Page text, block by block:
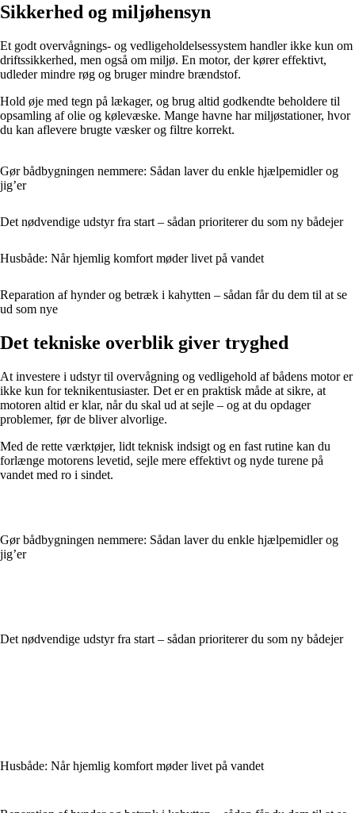
Sikkerhed og miljøhensyn
Et godt overvågnings- og vedligeholdelsessystem handler ikke kun om
driftssikkerhed, men også om miljø. En motor, der kører effektivt,
udleder mindre røg og bruger mindre brændstof.
Hold øje med tegn på lækager, og brug altid godkendte beholdere til
opsamling af olie og kølevæske. Mange havne har miljøstationer, hvor
du kan aflevere brugte væsker og filtre korrekt.
Gør bådbygningen nemmere: Sådan laver du enkle hjælpemidler og
jig’er
Det nødvendige udstyr fra start – sådan prioriterer du som ny bådejer
Husbåde: Når hjemlig komfort møder livet på vandet
Reparation af hynder og betræk i kahytten – sådan får du dem til at se
ud som nye
Det tekniske overblik giver tryghed
At investere i udstyr til overvågning og vedligehold af bådens motor er
ikke kun for teknikentusiaster. Det er en praktisk måde at sikre, at
motoren altid er klar, når du skal ud at sejle – og at du opdager
problemer, før de bliver alvorlige.
Med de rette værktøjer, lidt teknisk indsigt og en fast rutine kan du
forlænge motorens levetid, sejle mere effektivt og nyde turene på
vandet med ro i sindet.
Gør bådbygningen nemmere: Sådan laver du enkle hjælpemidler og
jig’er
Det nødvendige udstyr fra start – sådan prioriterer du som ny bådejer
Husbåde: Når hjemlig komfort møder livet på vandet